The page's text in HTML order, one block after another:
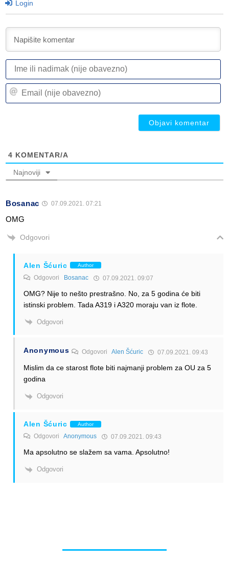
Login
4 KOMENTAR/A
Najnoviji
Bosanac 07.09.2021. 07:21
OMG
Odgovori
Alen Šćuric Author
Odgovori Bosanac 07.09.2021. 09:07
OMG? Nije to nešto prestrašno. No, za 5 godina će biti
istinski problem. Tada A319 i A320 moraju van iz flote.
Odgovori
Anonymous OdgovoriAlen Šćuric 07.09.2021. 09:43
Mislim da ce starost flote biti najmanji problem za OU za 5
godina
Odgovori
Alen Šćuric Author
Odgovori Anonymous 07.09.2021. 09:43
Ma apsolutno se slažem sa vama. Apsolutno!
Odgovori